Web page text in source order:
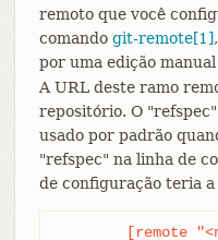
remoto que você
comando git-remote[1],
por uma edição
A URL deste ramo
repositório. O
usado por padrão
"refspec" na linha de
de configuração teria